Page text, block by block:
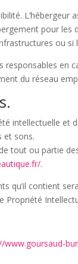
pour
ou
responsables en
du réseau
intellectuelle et
et sons.
tout ou partie
.
qu’il contient
Propriété
www.goursaud-